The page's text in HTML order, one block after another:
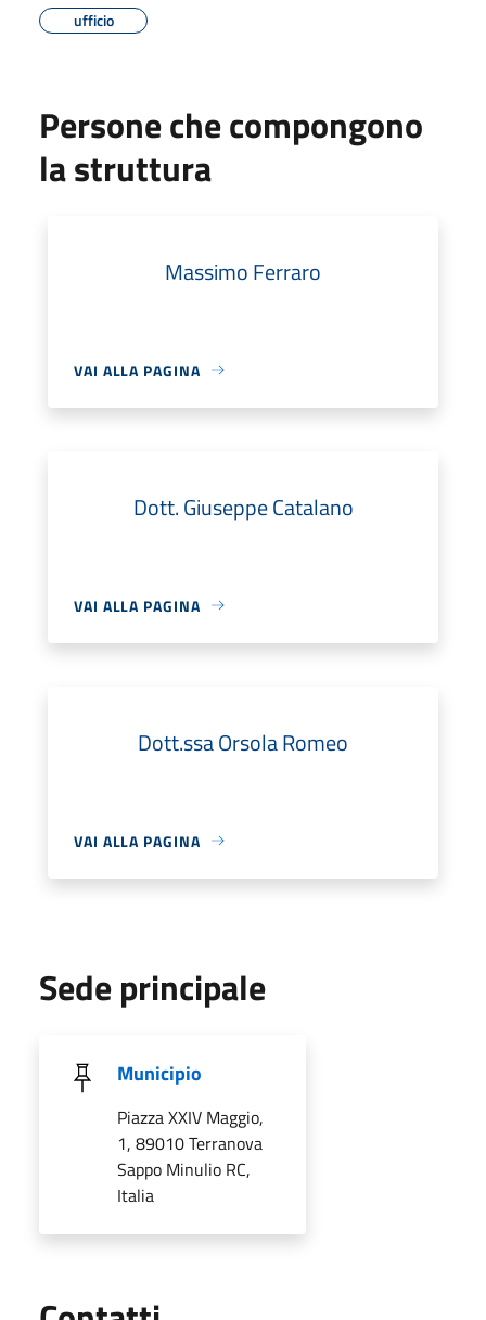
ufficio
Persone che compongono
la struttura
Massimo Ferraro
VAI ALLA PAGINA
Dott. Giuseppe Catalano
VAI ALLA PAGINA
Dott.ssa Orsola Romeo
VAI ALLA PAGINA
Sede principale
Municipio
Piazza XXIV Maggio,
1, 89010 Terranova
Sappo Minulio RC,
Italia